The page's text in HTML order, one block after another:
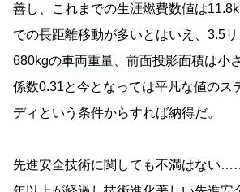
善し、これまでの生涯燃費数値は
での長距離移動が多いとはいえ、3.5
680kgの車両重量 、前面投影面積は小
係数0.31と今となっては平凡な値のス
ディという条件からすれば納得だ。
先進安全技術に関しても不満はない